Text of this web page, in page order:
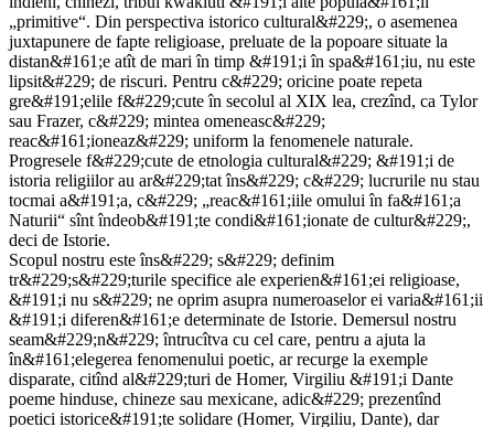
„primitive“. Din perspectiva istorico cultural&#229;, o asemenea
juxtapunere de fapte religioase, preluate de la popoare situate la
distan&#161;e atît de mari în timp &#191;i în spa&#161;iu, nu este
lipsit&#229; de riscuri. Pentru c&#229; oricine poate repeta
gre&#191;elile f&#229;cute în secolul al XIX lea, crezînd, ca Tylor
sau Frazer, c&#229; mintea omeneasc&#229;
reac&#161;ioneaz&#229; uniform la fenomenele naturale.
Progresele f&#229;cute de etnologia cultural&#229; &#191;i de
istoria religiilor au ar&#229;tat îns&#229; c&#229; lucrurile nu stau
tocmai a&#191;a, c&#229; „reac&#161;iile omului în fa&#161;a
Naturii“ sînt îndeob&#191;te condi&#161;ionate de cultur&#229;,
deci de Istorie.
Scopul nostru este îns&#229; s&#229; definim
tr&#229;s&#229;turile specifice ale experien&#161;ei religioase,
&#191;i nu s&#229; ne oprim asupra numeroaselor ei varia&#161;ii
&#191;i diferen&#161;e determinate de Istorie. Demersul nostru
seam&#229;n&#229; întrucîtva cu cel care, pentru a ajuta la
în&#161;elegerea fenomenului poetic, ar recurge la exemple
disparate, citînd al&#229;turi de Homer, Virgiliu &#191;i Dante
poeme hinduse, chineze sau mexicane, adic&#229; prezentînd
poetici istorice&#191;te solidare (Homer, Virgiliu, Dante), dar